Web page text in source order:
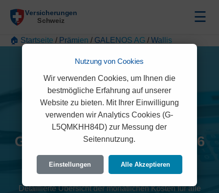
☰
🏠 Startseite / Prämien / GALENOS AG / Wallis
GALENOS AG Prämien 2026
(Wallis)
Detaillierte Übersicht der monatlichen Kosten für alle
Nutzung von Cookies
Wir verwenden Cookies, um Ihnen die
bestmögliche Erfahrung auf unserer
Website zu bieten. Mit Ihrer Einwilligung
verwenden wir Analytics Cookies (G-
L5QMKHH84D) zur Messung der
Seitennutzung.
Einstellungen Alle Akzeptieren